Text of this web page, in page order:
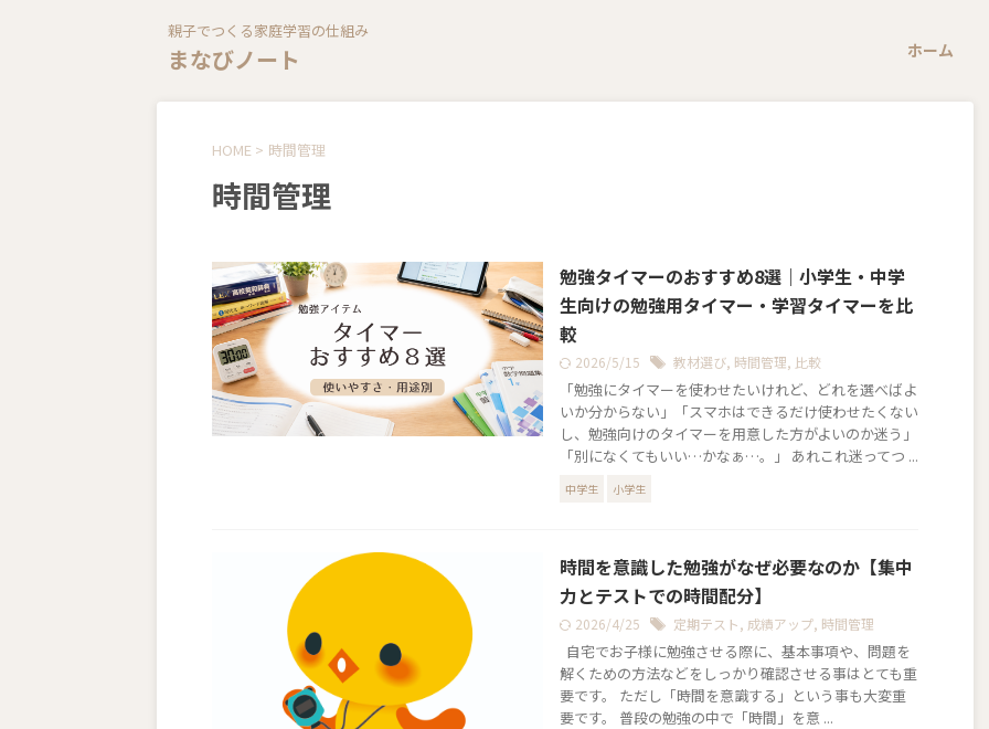
親子でつくる家庭学習の仕組み
まなびノート ホーム
HOME > 時間管理
時間管理
勉強タイマーのおすすめ8選｜小学生・中学
生向けの勉強用タイマー・学習タイマーを比
較
2026/5/15 教材選び, 時間管理, 比較
「勉強にタイマーを使わせたいけれど、どれを選べばよ
いか分からない」「スマホはできるだけ使わせたくない
し、勉強向けのタイマーを用意した方がよいのか迷う」
「別になくてもいい…かなぁ…。」 あれこれ迷ってつ ...
中学生 小学生
時間を意識した勉強がなぜ必要なのか【集中
力とテストでの時間配分】
2026/4/25 定期テスト, 成績アップ, 時間管理
自宅でお子様に勉強させる際に、基本事項や、問題を
解くための方法などをしっかり確認させる事はとても重
要です。 ただし「時間を意識する」という事も大変重
要です。 普段の勉強の中で「時間」を意 ...